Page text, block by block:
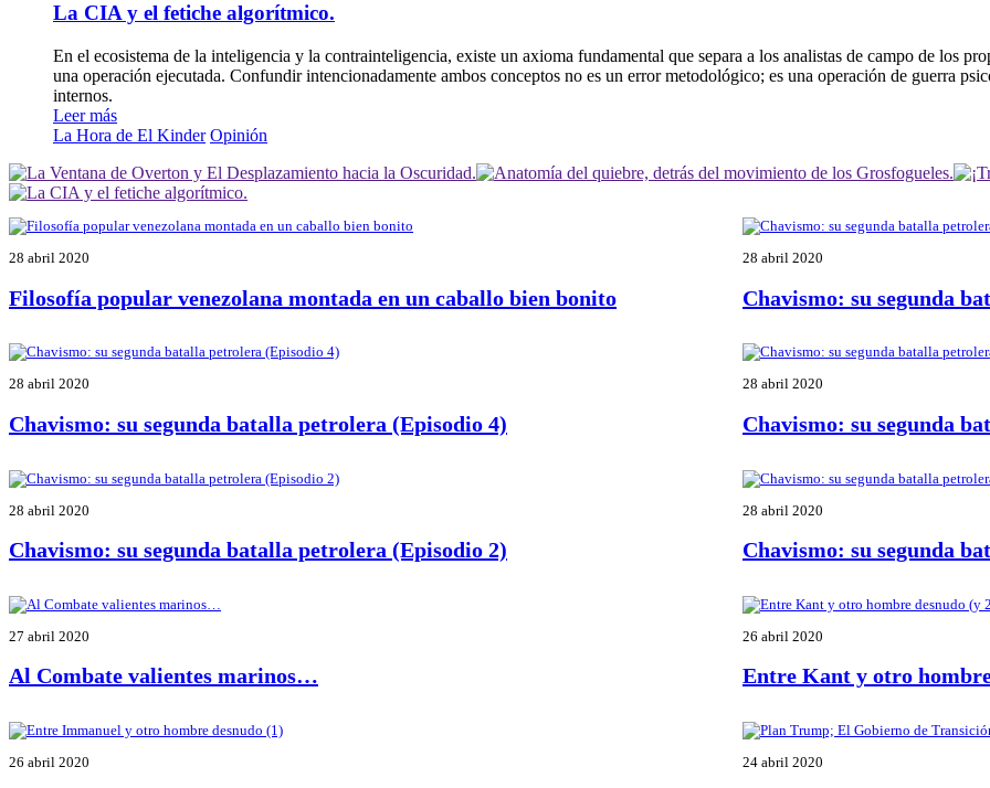
La CIA y el fetiche algorítmico.
En el ecosistema de la inteligencia y la contrainteligencia, existe un axioma fundamental que separa a los analistas de campo de los
una operación ejecutada. Confundir intencionadamente ambos conceptos no es un error metodológico; es una operación de guerra
internos.
Leer más
La Hora de El Kinder Opinión
28 abril 2020
Filosofía popular venezolana montada en un caballo bien bonito
28 abril 2020
Chavismo: su segunda
28 abril 2020
Chavismo: su segunda batalla petrolera (Episodio 4)
28 abril 2020
Chavismo: su segunda
28 abril 2020
Chavismo: su segunda batalla petrolera (Episodio 2)
28 abril 2020
Chavismo: su segunda
27 abril 2020
Al Combate valientes marinos…
26 abril 2020
Entre Kant y otro
26 abril 2020 24 abril 2020